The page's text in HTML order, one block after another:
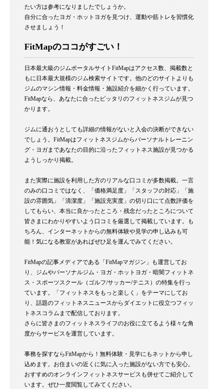
たい方は参考になりましたでしょうか。
自分に合ったヨガ・ホットヨガを見つけ、運動や筋トレを習慣化
させましょう！
FitMapのココがすごい！
日本最大級のジムポータルサイトFitMapはアクセス数、掲載数と
もに日本最大規模のジム検索サイトです。他のどのサイトよりも
ジムのマシン情報・料金情報・施設紹介を細かく行っています。
FitMapなら、あなたに合ったピッタリのフィットネスジムが見つ
かります。
ジムに通おうとしても詳細の情報がないと入会の決断ができない
でしょう。FitMapはフィットネスジムからパーソナルトレーニン
グ・ヨガまであなたの目的に沿ったフィットネス施設が見つかる
ようしっかり掲載。
また実際に施設を利用した方のリアルな口コミが多数掲載。一言
のみの口コミではなく、「価格満足度」「スタッフの対応」「施
設の雰囲気」「清潔度」「施設充実度」の切り口にて点数評価を
してもらい、本当に良かったところ・残念だったところについて
皆さまにわかりやすいよう口コミを厳選して掲載しています。も
ちろん、インターネットからの無料体験や見学の申し込みも可
能！気になる教室があればぜひ足を運んでみてください。
FitMapの記事メディアである「FitMapマガジン」も運営してお
り、ジムやパーソナルジム・ヨガ・ホットヨガ・暗闇フィットネ
ス・スポーツスクール（ゴルフ/サッカー/テニス）の特集を行っ
ています。「フィットネスをもっと楽しく」をテーマにしてお
り、話題のフィットネスニュースからダイエットに役立つフィッ
トネスコラムまで配信しております。
さらに皆さまのフィットネスライフのお役に立てるよう様々な角
度からサービスを運営しています。
事務を探すならFitMapから！無料体験・見学にもネットから申し
込めます。お住まいの近くに気に入った施設がない方でも安心。
おすすめのオンラインフィットネスサービスも併せてご紹介して
います。ぜひ一度閲覧してみてください。